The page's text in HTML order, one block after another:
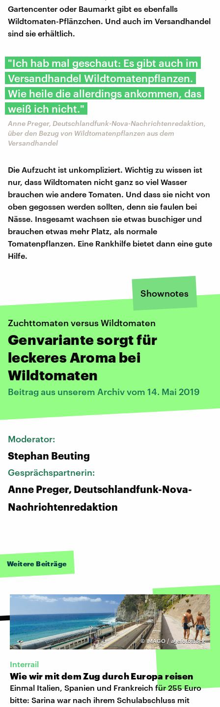
Gartencenter oder Baumarkt gibt es ebenfalls
Wildtomaten-Pflänzchen. Und auch im Versandhandel
sind sie erhältlich.
"Ich hab mal geschaut: Es gibt auch im
Versandhandel Wildtomatenpflanzen.
Wie heile die allerdings ankommen, das
weiß ich nicht."
Anne Preger, Deutschlandfunk-Nova-Nachrichtenredaktion,
über den Bezug von Wildtomatenpflanzen aus dem
Versandhandel
Die Aufzucht ist unkompliziert. Wichtig zu wissen ist
nur, dass Wildtomaten nicht ganz so viel Wasser
brauchen wie andere Tomaten. Und dass sie nicht von
oben gegossen werden sollten, denn sie faulen bei
Nässe. Insgesamt wachsen sie etwas buschiger und
brauchen etwas mehr Platz, als normale
Tomatenpflanzen. Eine Rankhilfe bietet dann eine gute
Hilfe.
Shownotes
Zuchttomaten versus Wildtomaten
Genvariante sorgt für
leckeres Aroma bei
Wildtomaten
Beitrag aus unserem Archiv vom 14. Mai 2019
Moderator:
Stephan Beuting
Gesprächspartnerin:
Anne Preger, Deutschlandfunk-Nova-
Nachrichtenredaktion
Weitere Beiträge
©IMAGO / agefotostock
Interrail
Wie wir mit dem Zug durch Europa reisen
Einmal Italien, Spanien und Frankreich für 255 Euro
bitte: Sarina war nach ihrem Schulabschluss mit